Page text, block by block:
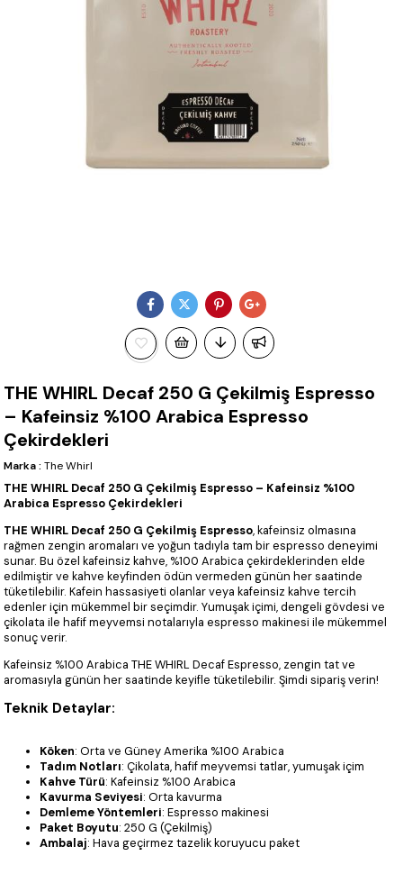
THE WHIRL Decaf 250 G Çekilmiş Espresso
– Kafeinsiz %100 Arabica Espresso
Çekirdekleri
Marka : The Whirl
THE WHIRL Decaf 250 G Çekilmiş Espresso – Kafeinsiz %100
Arabica Espresso Çekirdekleri
THE WHIRL Decaf 250 G Çekilmiş Espresso, kafeinsiz olmasına
rağmen zengin aromaları ve yoğun tadıyla tam bir espresso deneyimi
sunar. Bu özel kafeinsiz kahve, %100 Arabica çekirdeklerinden elde
edilmiştir ve kahve keyfinden ödün vermeden günün her saatinde
tüketilebilir. Kafein hassasiyeti olanlar veya kafeinsiz kahve tercih
edenler için mükemmel bir seçimdir. Yumuşak içimi, dengeli gövdesi ve
çikolata ile hafif meyvemsi notalarıyla espresso makinesi ile mükemmel
sonuç verir.
Kafeinsiz %100 Arabica THE WHIRL Decaf Espresso, zengin tat ve
aromasıyla günün her saatinde keyifle tüketilebilir. Şimdi sipariş verin!
Teknik Detaylar:
Köken: Orta ve Güney Amerika %100 Arabica
Tadım Notları: Çikolata, hafif meyvemsi tatlar, yumuşak içim
Kahve Türü: Kafeinsiz %100 Arabica
Kavurma Seviyesi: Orta kavurma
Demleme Yöntemleri: Espresso makinesi
Paket Boyutu: 250 G (Çekilmiş)
Ambalaj: Hava geçirmez tazelik koruyucu paket